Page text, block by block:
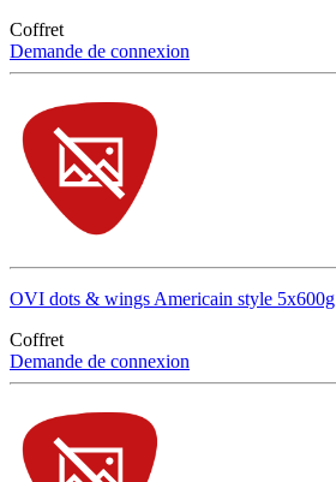
Coffret
Demande de connexion
OVI dots & wings Americain style 5x600g
Coffret
Demande de connexion